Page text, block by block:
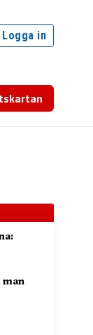
Logga in
man